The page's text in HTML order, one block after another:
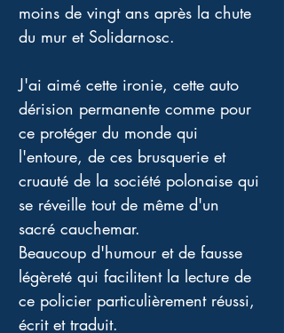
moins de vingt ans après la chute
du mur et Solidarnosc.
J'ai aimé cette ironie, cette auto
dérision permanente comme pour
ce protéger du monde qui
l'entoure, de ces brusquerie et
cruauté de la société polonaise qui
se réveille tout de même d'un
sacré cauchemar.
Beaucoup d'humour et de fausse
légèreté qui facilitent la lecture de
ce policier particulièrement réussi,
écrit et traduit.